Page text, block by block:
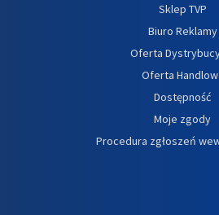
Sklep TVP
Biuro Reklamy
Oferta
Oferta
Dostępność
Moje zgody
Procedura zgłoszeń